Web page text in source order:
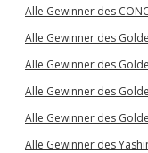
Alle Gewinner des
Alle Gewinner des
Alle Gewinner des
Alle Gewinner des
Alle Gewinner des
Alle Gewinner des